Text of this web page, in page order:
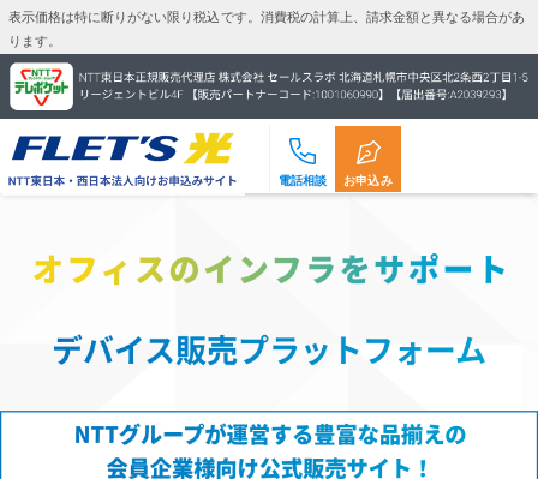
表示価格は特に断りがない限り税込です。 消費税の計算上、請求金額と異なる場合があ
ります。
電話相談 お申込み